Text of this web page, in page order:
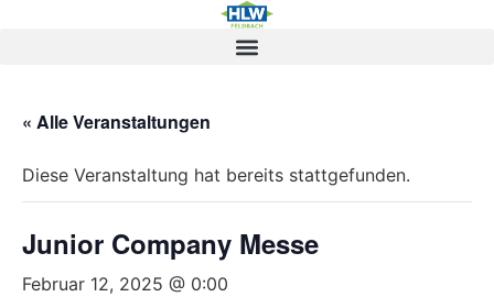
« Alle Veranstaltungen
Diese Veranstaltung hat bereits stattgefunden.
Junior Company Messe
Februar 12, 2025 @ 0:00